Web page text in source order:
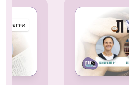
אירועי הדרן